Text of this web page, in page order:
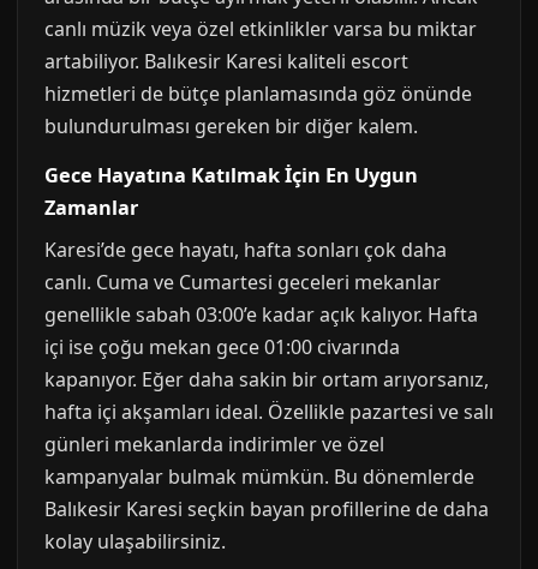
canlı müzik veya özel etkinlikler varsa bu miktar
artabiliyor. Balıkesir Karesi kaliteli escort
hizmetleri de bütçe planlamasında göz önünde
bulundurulması gereken bir diğer kalem.
Gece Hayatına Katılmak İçin En Uygun
Zamanlar
Karesi’de gece hayatı, hafta sonları çok daha
canlı. Cuma ve Cumartesi geceleri mekanlar
genellikle sabah 03:00’e kadar açık kalıyor. Hafta
içi ise çoğu mekan gece 01:00 civarında
kapanıyor. Eğer daha sakin bir ortam arıyorsanız,
hafta içi akşamları ideal. Özellikle pazartesi ve salı
günleri mekanlarda indirimler ve özel
kampanyalar bulmak mümkün. Bu dönemlerde
Balıkesir Karesi seçkin bayan profillerine de daha
kolay ulaşabilirsiniz.